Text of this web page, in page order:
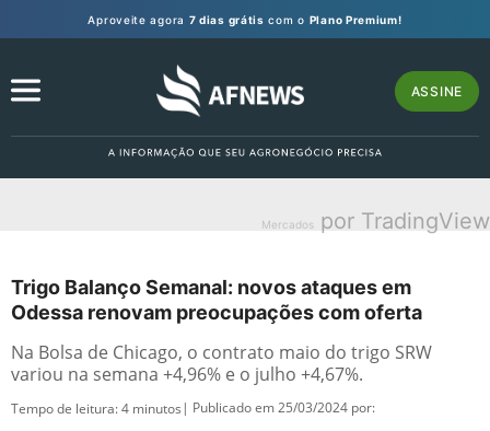
Aproveite agora 7 dias grátis com o Plano Premium!
ASSINE
Mercados por TradingView
Trigo Balanço Semanal: novos ataques em
Odessa renovam preocupações com oferta
Na Bolsa de Chicago, o contrato maio do trigo SRW
variou na semana +4,96% e o julho +4,67%.
Tempo de leitura:4 minutos | Publicado em 25/03/2024 por: